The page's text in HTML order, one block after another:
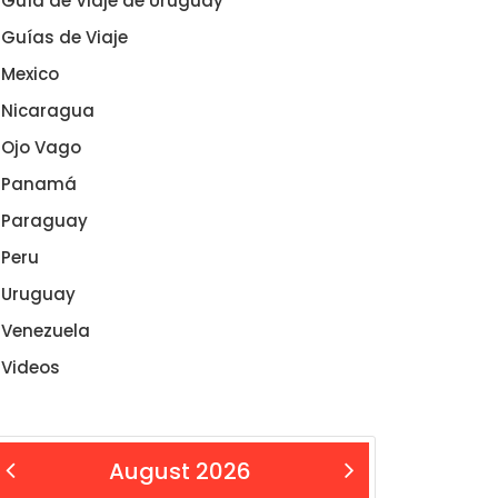
Guías de Viaje
Mexico
Nicaragua
Ojo Vago
Panamá
Paraguay
Peru
Uruguay
Venezuela
Videos
August 2026